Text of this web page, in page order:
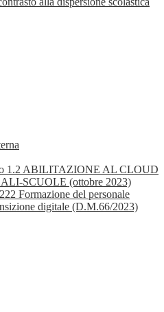
1.2 ABILITAZIONE AL CLOUD
SCUOLE (ottobre 2023)
Formazione del personale
digitale (D.M.66/2023)